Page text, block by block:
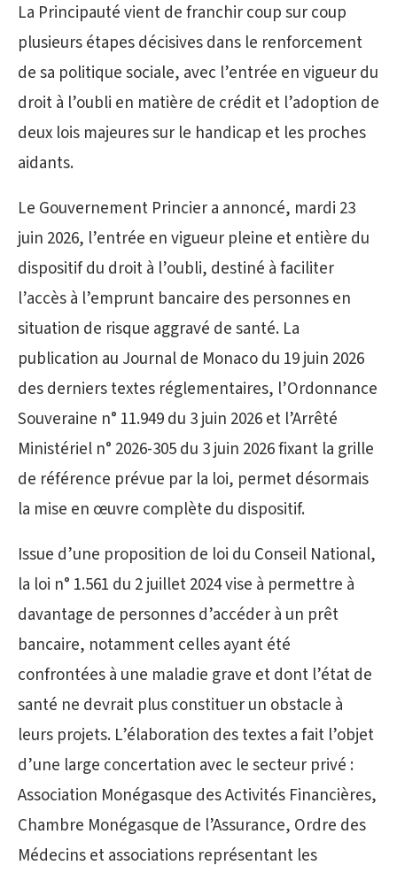
La Principauté vient de franchir coup sur coup
plusieurs étapes décisives dans le renforcement
de sa politique sociale, avec l’entrée en vigueur du
droit à l’oubli en matière de crédit et l’adoption de
deux lois majeures sur le handicap et les proches
aidants.
Le Gouvernement Princier a annoncé, mardi 23
juin 2026, l’entrée en vigueur pleine et entière du
dispositif du droit à l’oubli, destiné à faciliter
l’accès à l’emprunt bancaire des personnes en
situation de risque aggravé de santé. La
publication au Journal de Monaco du 19 juin 2026
des derniers textes réglementaires, l’Ordonnance
Souveraine n° 11.949 du 3 juin 2026 et l’Arrêté
Ministériel n° 2026-305 du 3 juin 2026 fixant la grille
de référence prévue par la loi, permet désormais
la mise en œuvre complète du dispositif.
Issue d’une proposition de loi du Conseil National,
la loi n° 1.561 du 2 juillet 2024 vise à permettre à
davantage de personnes d’accéder à un prêt
bancaire, notamment celles ayant été
confrontées à une maladie grave et dont l’état de
santé ne devrait plus constituer un obstacle à
leurs projets. L’élaboration des textes a fait l’objet
d’une large concertation avec le secteur privé :
Association Monégasque des Activités Financières,
Chambre Monégasque de l’Assurance, Ordre des
Médecins et associations représentant les